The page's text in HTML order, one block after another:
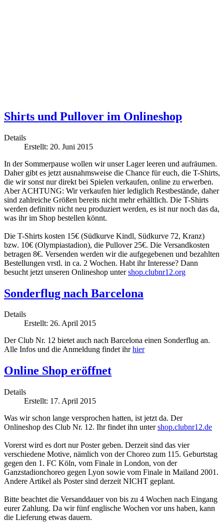
Shirts und Pullover im Onlineshop
Details
Erstellt: 20. Juni 2015
In der Sommerpause wollen wir unser Lager leeren und aufräumen.
Daher gibt es jetzt ausnahmsweise die Chance für euch, die T-Shirts,
die wir sonst nur direkt bei Spielen verkaufen, online zu erwerben.
Aber ACHTUNG: Wir verkaufen hier lediglich Restbestände, daher
sind zahlreiche Größen bereits nicht mehr erhältlich. Die T-Shirts
werden definitiv nicht neu produziert werden, es ist nur noch das da,
was ihr im Shop bestellen könnt.
Die T-Shirts kosten 15€ (Südkurve Kindl, Südkurve 72, Kranz)
bzw. 10€ (Olympiastadion), die Pullover 25€. Die Versandkosten
betragen 8€. Versenden werden wir die aufgegebenen und bezahlten
Bestellungen vrstl. in ca. 2 Wochen. Habt ihr Interesse? Dann
besucht jetzt unseren Onlineshop untershop.clubnr12.org
Sonderflug nach Barcelona
Details
Erstellt: 26. April 2015
Der Club Nr. 12 bietet auch nach Barcelona einen Sonderflug an.
Alle Infos und die Anmeldung findet ihrhier
Online Shop eröffnet
Details
Erstellt: 17. April 2015
Was wir schon lange versprochen hatten, ist jetzt da. Der
Onlineshop des Club Nr. 12. Ihr findet ihn untershop.clubnr12.de
Vorerst wird es dort nur Poster geben. Derzeit sind das vier
verschiedene Motive, nämlich von der Choreo zum 115. Geburtstag
gegen den 1. FC Köln, vom Finale in London, von der
Ganzstadionchoreo gegen Lyon sowie vom Finale in Mailand 2001.
Andere Artikel als Poster sind derzeit NICHT geplant.
Bitte beachtet die Versanddauer von bis zu 4 Wochen nach Eingang
eurer Zahlung. Da wir fünf englische Wochen vor uns haben, kann
die Lieferung etwas dauern.